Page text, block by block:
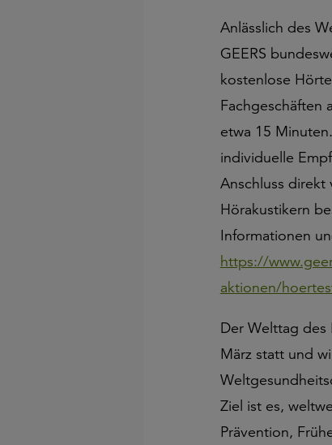
Anlässlich des
GEERS
kostenlose
Fachgeschäften
etwa 15
individuelle
Anschluss
Hörakustikern
Informationen
https://
aktionen/
Der Welttag des
März statt und
Ziel ist es,
Prävention,